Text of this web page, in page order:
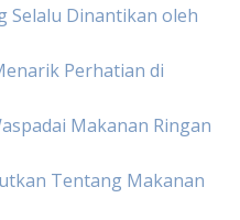
Selalu Dinantikan oleh
Perhatian di
Makanan Ringan
Tentang Makanan